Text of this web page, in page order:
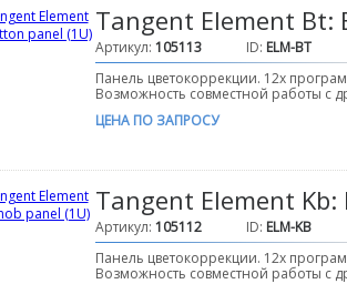
Tangent Element Bt:
Артикул: 105113 ID: ELM-BT
Панель цветокоррекции. 12х
Возможность совместной работы с
ЦЕНА ПО ЗАПРОСУ
Tangent Element Kb:
Артикул: 105112 ID: ELM-KB
Панель цветокоррекции. 12х
Возможность совместной работы с